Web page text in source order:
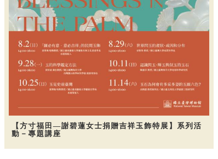
【方寸福田—謝碧蓮女士捐贈吉祥玉飾特展】系列活
動－專題講座